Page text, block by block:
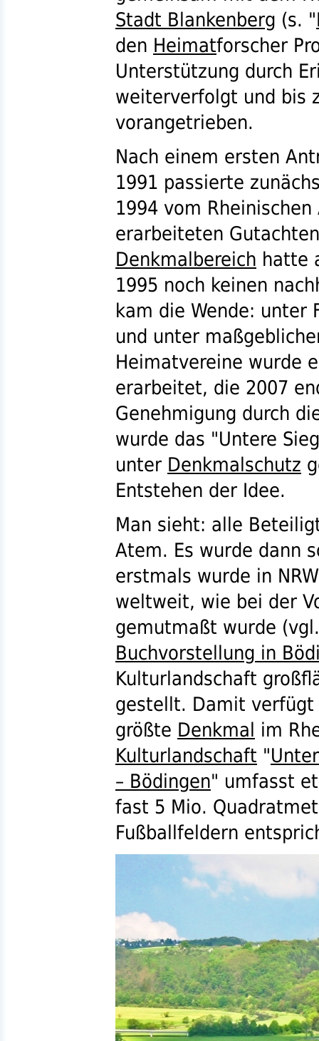
Stadt Blankenberg (s. "
den Heimatforscher
Unterstützung durch
weiterverfolgt und bis
vorangetrieben.
Nach einem ersten
1991 passierte
1994 vom
erarbeiteten
Denkmalbereich hatte
1995 noch keinen
kam die Wende: unter
und unter
Heimatvereine wurde
erarbeitet, die 2007
Genehmigung durch
wurde das "Untere
unter Denkmalschutz
Entstehen der Idee.
Man sieht: alle
Atem. Es wurde dann
erstmals wurde in NRW
weltweit, wie bei der
gemutmaßt wurde (vgl.
Buchvorstellung in
Kulturlandschaft
gestellt. Damit
größte Denkmal im
Kulturlandschaft "
– Bödingen" umfasst
fast 5 Mio.
Fußballfeldern